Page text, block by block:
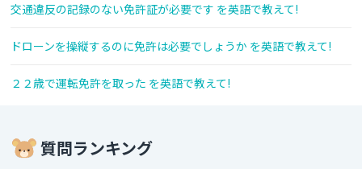
交通違反の記録のない免許証が必要です を英語で教えて!
ドローンを操縦するのに免許は必要でしょうか を英語で教えて!
２２歳で運転免許を取った を英語で教えて!
質問ランキング